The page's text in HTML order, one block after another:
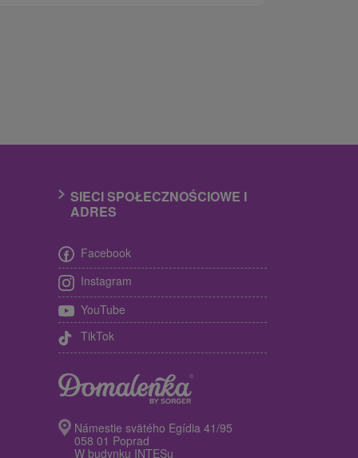
SIECI SPOŁECZNOŚCIOWE I
ADRES
Facebook
Instagram
YouTube
TikTok
Námestie svätého Egídia 41/95
058 01 Poprad
W budynku INTESu